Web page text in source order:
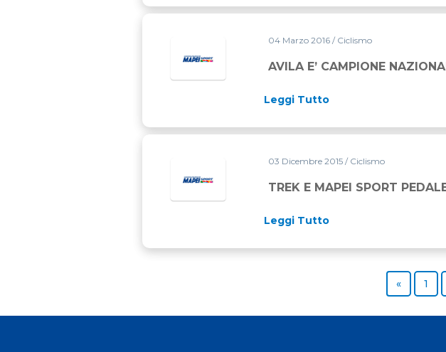
04 Marzo 2016 / Ciclismo
AVILA E’ CAMPIONE
Leggi Tutto
03 Dicembre 2015 / Ciclismo
TREK E MAPEI SPORT
Leggi Tutto
«Previous
Page
1